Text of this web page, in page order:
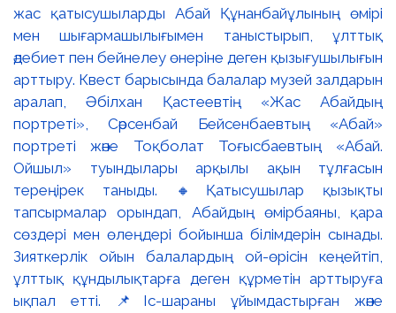
жас қатысушыларды Абай Құнанбайұлының өмірі
мен шығармашылығымен таныстырып, ұлттық
әдебиет пен бейнелеу өнеріне деген қызығушылығын
арттыру. Квест барысында балалар музей залдарын
аралап, Әбілхан Қастеевтің «Жас Абайдың
портреті», Сәрсенбай Бейсенбаевтың «Абай»
портреті және Тоқболат Тоғысбаевтың «Абай.
Ойшыл» туындылары арқылы ақын тұлғасын
тереңірек таныды. 🔸Қатысушылар қызықты
тапсырмалар орындап, Абайдың өмірбаяны, қара
сөздері мен өлеңдері бойынша білімдерін сынады.
Зияткерлік ойын балалардың ой-өрісін кеңейтіп,
ұлттық құндылықтарға деген құрметін арттыруға
ықпал етті. 📌Іс-шараны ұйымдастырған және